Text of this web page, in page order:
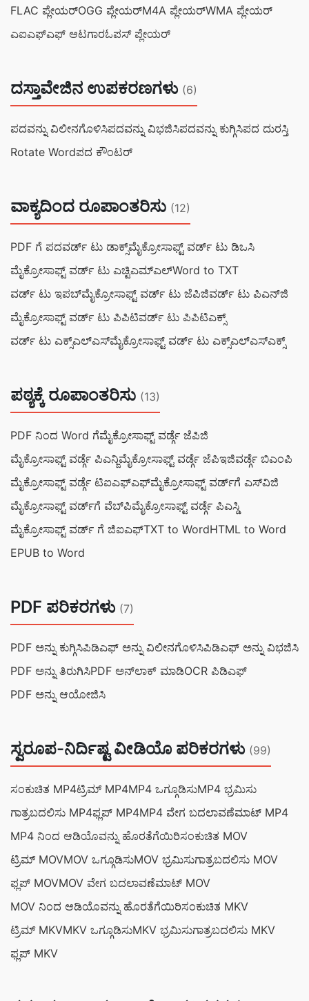
FLAC ಪ್ಲೇಯರ್OGG ಪ್ಲೇಯರ್M4A ಪ್ಲೇಯರ್WMA ಪ್ಲೇಯರ್
ಎಐಎಫ್‌ಎಫ್ ಆಟಗಾರಓಪಸ್ ಪ್ಲೇಯರ್
ದಸ್ತಾವೇಜಿನ ಉಪಕರಣಗಳು (6)
ಪದವನ್ನು ವಿಲೀನಗೊಳಿಸಿಪದವನ್ನು ವಿಭಜಿಸಿಪದವನ್ನು ಕುಗ್ಗಿಸಿಪದ ದುರಸ್ತಿ
Rotate Wordಪದ ಕೌಂಟರ್
ವಾಕ್ಯದಿಂದ ರೂಪಾಂತರಿಸು (12)
PDF ಗೆ ಪದವರ್ಡ್ ಟು ಡಾಕ್ಸ್ಮೈಕ್ರೋಸಾಫ್ಟ್ ವರ್ಡ್ ಟು ಡಿಒಸಿ
ಮೈಕ್ರೋಸಾಫ್ಟ್ ವರ್ಡ್ ಟು ಎಚ್ಟಿಎಮ್ಎಲ್Word to TXT
ವರ್ಡ್ ಟು ಇಪಬ್ಮೈಕ್ರೋಸಾಫ್ಟ್ ವರ್ಡ್ ಟು ಜೆಪಿಜಿವರ್ಡ್ ಟು ಪಿಎನ್‌ಜಿ
ಮೈಕ್ರೋಸಾಫ್ಟ್ ವರ್ಡ್ ಟು ಪಿಪಿಟಿವರ್ಡ್ ಟು ಪಿಪಿಟಿಎಕ್ಸ್
ವರ್ಡ್ ಟು ಎಕ್ಸ್‌ಎಲ್‌ಎಸ್ಮೈಕ್ರೋಸಾಫ್ಟ್ ವರ್ಡ್ ಟು ಎಕ್ಸ್‌ಎಲ್‌ಎಸ್‌ಎಕ್ಸ್
ಪಠ್ಯಕ್ಕೆ ರೂಪಾಂತರಿಸು (13)
PDF ನಿಂದ Word ಗೆಮೈಕ್ರೋಸಾಫ್ಟ್ ವರ್ಡ್ಗೆ ಜೆಪಿಜಿ
ಮೈಕ್ರೋಸಾಫ್ಟ್ ವರ್ಡ್ಗೆ ಪಿಎನ್ಜಿಮೈಕ್ರೋಸಾಫ್ಟ್ ವರ್ಡ್ಗೆ ಜೆಪಿಇಜಿವರ್ಡ್ಗೆ ಬಿಎಂಪಿ
ಮೈಕ್ರೋಸಾಫ್ಟ್ ವರ್ಡ್ಗೆ ಟಿಐಎಫ್ಎಫ್ಮೈಕ್ರೋಸಾಫ್ಟ್ ವರ್ಡ್‌ಗೆ ಎಸ್‌ವಿಜಿ
ಮೈಕ್ರೋಸಾಫ್ಟ್ ವರ್ಡ್‌ಗೆ ವೆಬ್‌ಪಿಮೈಕ್ರೋಸಾಫ್ಟ್ ವರ್ಡ್ಗೆ ಪಿಎಸ್ಡಿ
ಮೈಕ್ರೋಸಾಫ್ಟ್ ವರ್ಡ್ ಗೆ ಜಿಐಎಫ್TXT to WordHTML to Word
EPUB to Word
PDF ಪರಿಕರಗಳು (7)
PDF ಅನ್ನು ಕುಗ್ಗಿಸಿಪಿಡಿಎಫ್ ಅನ್ನು ವಿಲೀನಗೊಳಿಸಿಪಿಡಿಎಫ್ ಅನ್ನು ವಿಭಜಿಸಿ
PDF ಅನ್ನು ತಿರುಗಿಸಿPDF ಅನ್‌ಲಾಕ್ ಮಾಡಿOCR ಪಿಡಿಎಫ್
PDF ಅನ್ನು ಆಯೋಜಿಸಿ
ಸ್ವರೂಪ-ನಿರ್ದಿಷ್ಟ ವೀಡಿಯೊ ಪರಿಕರಗಳು (99)
ಸಂಕುಚಿತ MP4ಟ್ರಿಮ್ MP4MP4 ಒಗ್ಗೂಡಿಸುMP4 ಭ್ರಮಿಸು
ಗಾತ್ರಬದಲಿಸು MP4ಫ್ಲಪ್ MP4MP4 ವೇಗ ಬದಲಾವಣೆಮಾಟ್ MP4
MP4 ನಿಂದ ಆಡಿಯೊವನ್ನು ಹೊರತೆಗೆಯಿರಿಸಂಕುಚಿತ MOV
ಟ್ರಿಮ್ MOVMOV ಒಗ್ಗೂಡಿಸುMOV ಭ್ರಮಿಸುಗಾತ್ರಬದಲಿಸು MOV
ಫ್ಲಪ್ MOVMOV ವೇಗ ಬದಲಾವಣೆಮಾಟ್ MOV
MOV ನಿಂದ ಆಡಿಯೊವನ್ನು ಹೊರತೆಗೆಯಿರಿಸಂಕುಚಿತ MKV
ಟ್ರಿಮ್ MKVMKV ಒಗ್ಗೂಡಿಸುMKV ಭ್ರಮಿಸುಗಾತ್ರಬದಲಿಸು MKV
ಫ್ಲಪ್ MKV